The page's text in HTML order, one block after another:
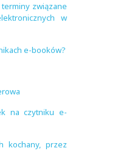
związane
w
e-booków?
na czytniku e-
kochany, przez